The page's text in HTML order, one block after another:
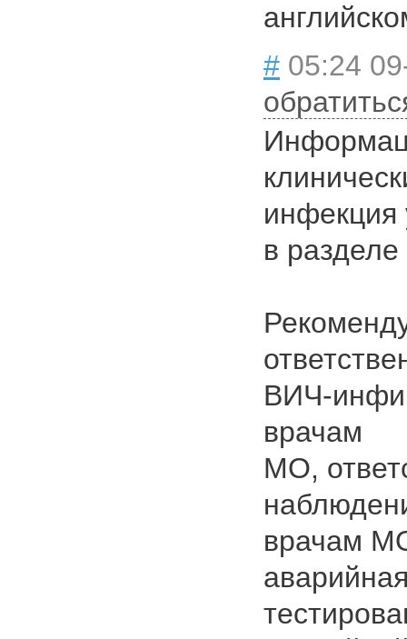
# 05:24
инфекция
в
ВИЧ-
врачам
МО,
врачам